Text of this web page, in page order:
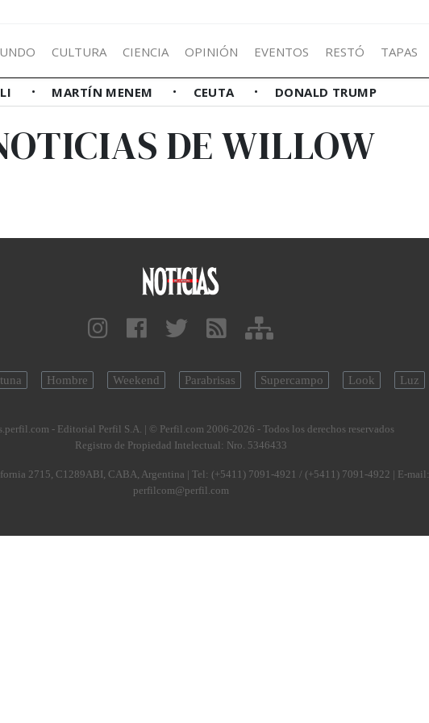
CULTURA CIENCIA OPINIÓN EVENTOS RESTÓ TAPAS
MARTÍN MENEM CEUTA DONALD TRUMP
DE WILLOW
Hombre Weekend Parabrisas Supercampo Look Luz
- Editorial Perfil S.A. | © Perfil.com 2006-2026 - Todos los derechos reservados
Registro de Propiedad Intelectual: Nro. 5346433
2715, C1289ABI, CABA, Argentina | Tel: (+5411) 7091-4921 / (+5411) 7091-4922 | E-mail:
perfilcom@perfil.com